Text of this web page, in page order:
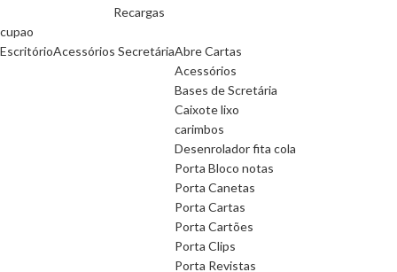
Recargas
cupao
EscritórioAcessórios SecretáriaAbre Cartas
Acessórios
Bases de Scretária
Caixote lixo
carimbos
Desenrolador fita cola
Porta Bloco notas
Porta Canetas
Porta Cartas
Porta Cartões
Porta Clips
Porta Revistas